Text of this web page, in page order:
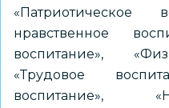
«Патриотическое
нравственное
воспитание»,
«Трудовое
воспитание»,